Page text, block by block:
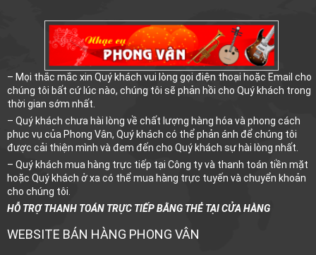
– Mọi thắc mắc xin Quý khách vui lòng gọi điện thoại hoặc Email cho
chúng tôi bất cứ lúc nào, chúng tôi sẽ phản hồi cho Quý khách trong
thời gian sớm nhất.
– Quý khách chưa hài lòng về chất lượng hàng hóa và phong cách
phục vụ của Phong Vân, Quý khách có thể phản ánh để chúng tôi
được cải thiện mình và đem đến cho Quý khách sự hài lòng nhất.
– Quý khách mua hàng trực tiếp tại Công ty và thanh toán tiền mặt
hoặc Quý khách ở xa có thể mua hàng trực tuyến và chuyển khoản
cho chúng tôi.
HỖ TRỢ THANH TOÁN TRỰC TIẾP BẰNG THẺ TẠI CỬA HÀNG
WEBSITE BÁN HÀNG PHONG VÂN